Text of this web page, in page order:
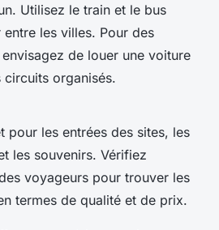
Utilisez le train et le bus
les villes. Pour des
de louer une voiture
organisés.
pour les entrées des sites, les
les souvenirs. Vérifiez
voyageurs pour trouver les
termes de qualité et de prix.